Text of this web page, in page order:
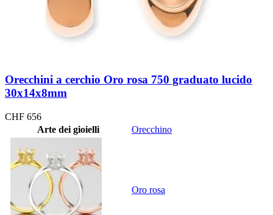
Orecchini a cerchio Oro rosa 750 graduato lucido
30x14x8mm
CHF 656
Arte dei gioielli
Orecchino
Oro rosa